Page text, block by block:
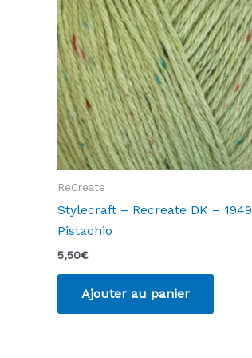
ReCreate
Stylecraft – Recreate DK – 1949
Pistachio
5,50€
Ajouter au panier